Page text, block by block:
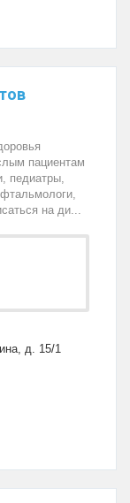
пациентам
педиатры,
на ди...
д. 15/1